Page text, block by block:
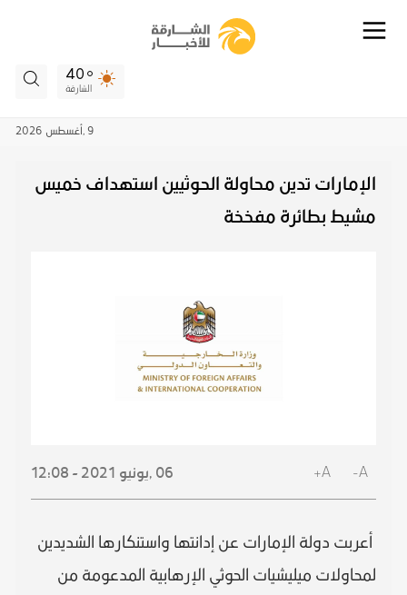
40
الشارقة
9 , أغسطس 2026
‎الإمارات تدين محاولة الحوثيين استهداف خميس
مشيط بطائرة مفخخة
A-
A+
06 , يونيو 2021 - 12:08
أعربت دولة الإمارات عن إدانتها واستنكارها الشديدين
لمحاولات ميليشيات الحوثي الإرهابية المدعومة من